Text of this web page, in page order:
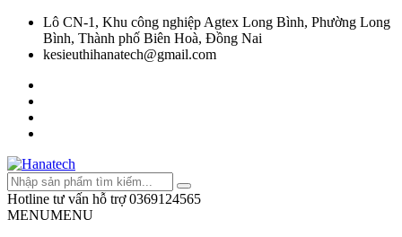
Lô CN-1, Khu công nghiệp Agtex Long Bình, Phường Long
Bình, Thành phố Biên Hoà, Đồng Nai
kesieuthihanatech@gmail.com
Hotline tư vấn hỗ trợ 0369124565
MENUMENU